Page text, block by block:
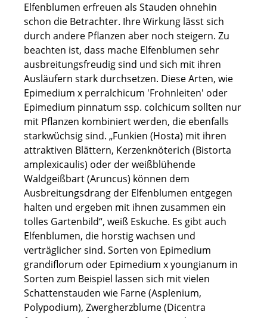
Elfenblumen erfreuen als Stauden ohnehin
schon die Betrachter. Ihre Wirkung lässt sich
durch andere Pflanzen aber noch steigern. Zu
beachten ist, dass mache Elfenblumen sehr
ausbreitungsfreudig sind und sich mit ihren
Ausläufern stark durchsetzen. Diese Arten, wie
Epimedium x perralchicum 'Frohnleiten' oder
Epimedium pinnatum ssp. colchicum sollten nur
mit Pflanzen kombiniert werden, die ebenfalls
starkwüchsig sind. „Funkien (Hosta) mit ihren
attraktiven Blättern, Kerzenknöterich (Bistorta
amplexicaulis) oder der weißblühende
Waldgeißbart (Aruncus) können dem
Ausbreitungsdrang der Elfenblumen entgegen
halten und ergeben mit ihnen zusammen ein
tolles Gartenbild“, weiß Eskuche. Es gibt auch
Elfenblumen, die horstig wachsen und
verträglicher sind. Sorten von Epimedium
grandiflorum oder Epimedium x youngianum in
Sorten zum Beispiel lassen sich mit vielen
Schattenstauden wie Farne (Asplenium,
Polypodium), Zwergherzblume (Dicentra